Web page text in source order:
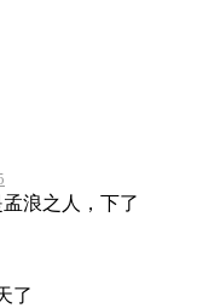
浪之人，下了
了